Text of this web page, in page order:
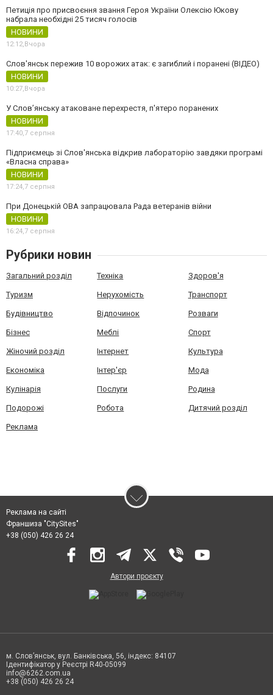
Петиція про присвоєння звання Героя України Олексію Юкову
набрала необхідні 25 тисяч голосів
НОВИНИ
12:12,Вчора
Слов'янськ пережив 10 ворожих атак: є загиблий і поранені (ВІДЕО)
НОВИНИ
10:27,Вчора
У Слов’янську атаковане перехрестя, п'ятеро поранених
НОВИНИ
17:40,7 серпня
Підприємець зі Слов'янська відкрив лабораторію завдяки програмі
«Власна справа»
НОВИНИ
17:24,7 серпня
При Донецькій ОВА запрацювала Рада ветеранів війни
НОВИНИ
16:24,7 серпня
Рубрики новин
Загальний розділ Техніка Здоров'я
Туризм Нерухомість Транспорт
Будівництво Відпочинок Розваги
Бізнес Меблі Спорт
Жіночий розділ Інтернет Культура
Економіка Інтер'єр Мода
Кулінарія Послуги Родина
Подорожі Робота Дитячий розділ
Реклама
Реклама на сайті
Франшиза "CitySites"
+38 (050) 426 26 24
Автори проєкту
м. Слов’янськ, вул. Банківська, 56, індекс: 84107
Ідентифікатор у Реєстрі R40-05099
info@6262.com.ua
+38 (050) 426 26 24